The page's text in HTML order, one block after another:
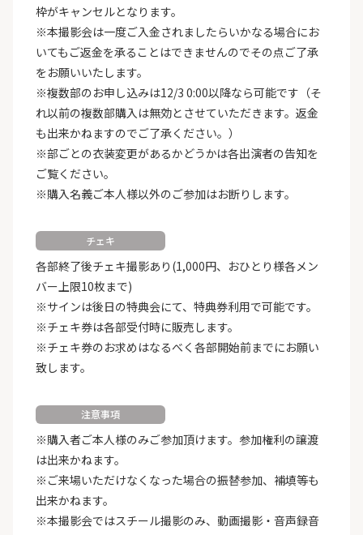
枠がキャンセルとなります。
※本撮影会は一度ご入金されましたらいかなる場合にお
いてもご返金を承ることはできませんのでその点ご了承
をお願いいたします。
※複数部のお申し込みは12/3 0:00以降なら可能です（そ
れ以前の複数部購入は無効とさせていただきます。返金
も出来かねますのでご了承ください。）
※部ごとの衣装変更があるかどうかは各出演者の告知を
ご覧ください。
※購入名義ご本人様以外のご参加はお断りします。
チェキ
各部終了後チェキ撮影あり(1,000円、おひとり様各メン
バー上限10枚まで)
※サインは後日の特典会にて、特典券利用で可能です。
※チェキ券は各部受付時に販売します。
※チェキ券のお求めはなるべく各部開始前までにお願い
致します。
注意事項
※購入者ご本人様のみご参加頂けます。参加権利の譲渡
は出来かねます。
※ご来場いただけなくなった場合の振替参加、補填等も
出来かねます。
※本撮影会ではスチール撮影のみ、動画撮影・音声録音